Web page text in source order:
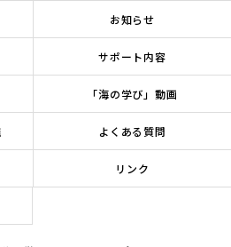
お知らせ
サポート内容
「海の学び」動画
よくある質問
リンク